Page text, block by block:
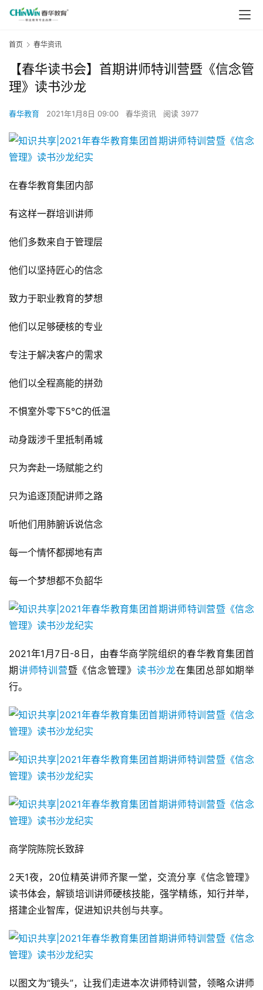
首页 春华资讯
【春华读书会】首期讲师特训营暨《信念管
理》读书沙龙
春华教育 2021年1月8日 09:00 春华资讯 阅读 3977
在春华教育集团内部
有这样一群培训讲师
他们多数来自于管理层
他们以坚持匠心的信念
致力于职业教育的梦想
他们以足够硬核的专业
专注于解决客户的需求
他们以全程高能的拼劲
不惧室外零下5℃的低温
动身跋涉千里抵制甬城
只为奔赴一场赋能之约
只为追逐顶配讲师之路
听他们用肺腑诉说信念
每一个情怀都掷地有声
每一个梦想都不负韶华
2021年1月7日-8日，由春华商学院组织的春华教育集团首
期讲师特训营暨《信念管理》 读书沙龙在集团总部如期举
行。
商学院陈院长致辞
2天1夜，20位精英讲师齐聚一堂，交流分享《信念管理》
读书体会，解锁培训讲师硬核技能，强学精练，知行并举，
搭建企业智库，促进知识共创与共享。
以图文为“镜头”，让我们走进本次讲师特训营，领略众讲师